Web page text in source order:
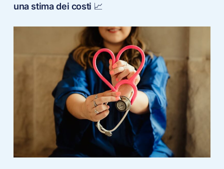
una stima dei costi 📈